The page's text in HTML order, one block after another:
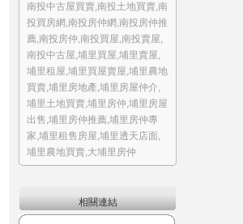
南投中古屋買賣,南投土地買賣,南
投買房網 ,南投房仲網 ,南投房仲推
薦,南投房仲,南投買屋,南投賣屋,
南投中古屋,埔里買屋,埔里賣屋,
埔里租屋,埔里買屋賣屋,埔里農地
買賣,埔里房地產,埔里房屋仲介,
埔里土地買賣,埔里房仲,埔里房屋
出售,埔里房仲推薦,埔里房仲專
家,埔里租售房屋,埔里透天店面,
埔里農地買賣,大埔里房仲
相關連結